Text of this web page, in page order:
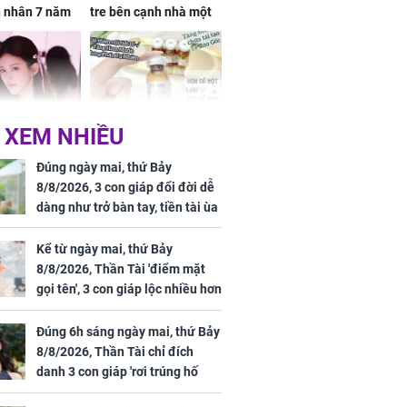
nhân 7 năm
tre bên cạnh nhà một
cụ bà
Tư muốn bứt
vùng an toàn
NÓNG: Bộ Y tế chưa
cấp phép cho sản
phẩm làm đẹp từ tế
bào gốc người
này, cơ thể
4 lợi ích
NHIỀU
Đúng ngày mai, thứ Bảy
8/8/2026, 3 con giáp đổi đời dễ
dàng như trở bàn tay, tiền tài ùa
tới, ngồi không lộc cũng đến,
phú quý theo tới già
Kể từ ngày mai, thứ Bảy
8/8/2026, Thần Tài 'điểm mặt
gọi tên', 3 con giáp lộc nhiều hơn
sông, tài vận sáng như trăng
Rằm, chính thức hết khổ
Đúng 6h sáng ngày mai, thứ Bảy
8/8/2026, Thần Tài chỉ đích
danh 3 con giáp 'rơi trúng hố
vàng', tiền bạc ùa về nhà 'như lũ